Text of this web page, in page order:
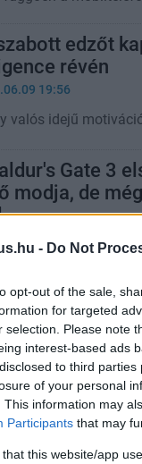
- Do Not
opt-out of the sale,
for targeted
selection. Please note
interest-based ads
to third
of your personal
This information may
Participants that may
that this website/app
edzőt
révén
19:56
valós idejű
Gate 3
modja, de
Gemini
15:44
vegyes
bemutatója